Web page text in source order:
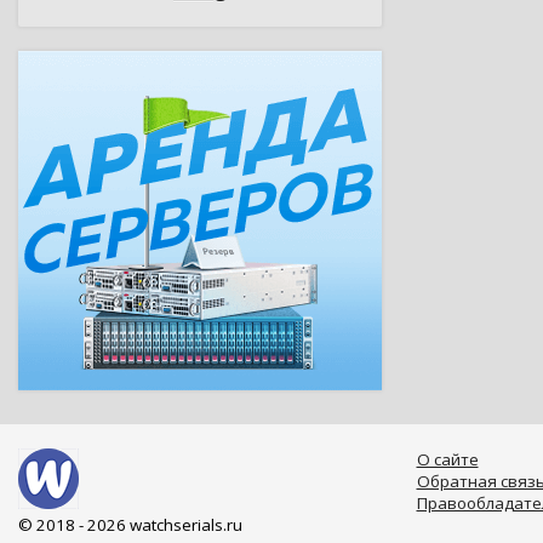
© 2018 - 2026 watchserials.ru
О сайте
Обратная связь